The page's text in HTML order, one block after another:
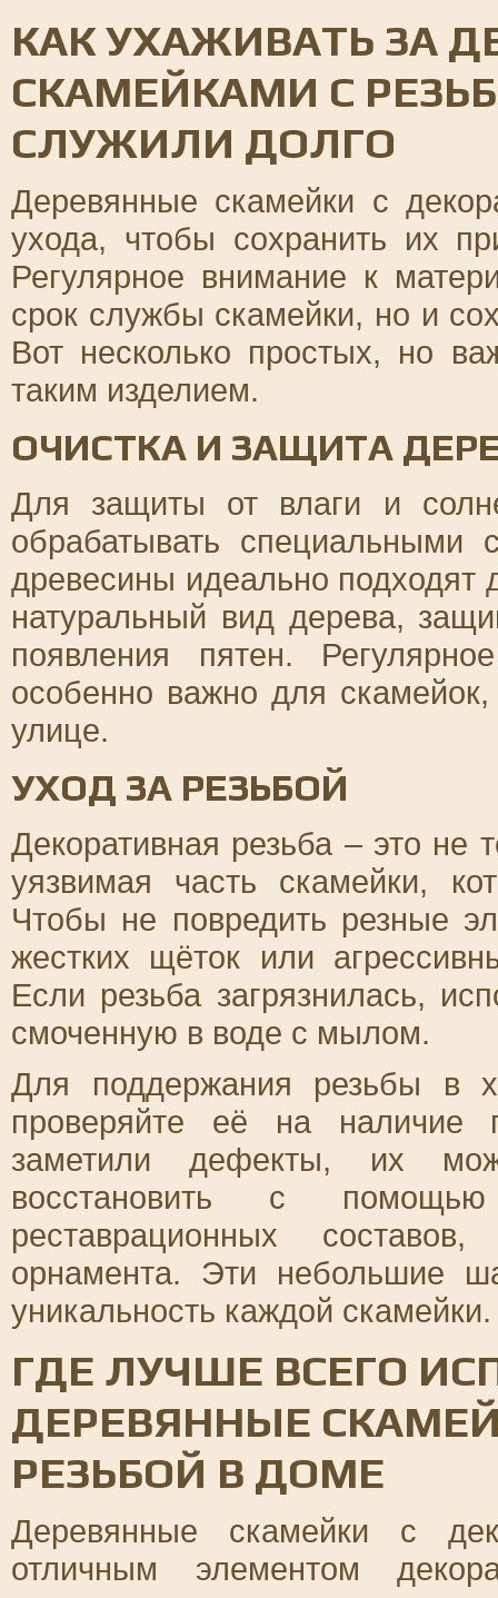
КАК УХАЖИВАТЬ ЗА
СКАМЕЙКАМИ С
СЛУЖИЛИ ДОЛГО
Деревянные скамейки с
ухода, чтобы сохранить их
Регулярное внимание к
срок службы скамейки, но и
Вот несколько простых, но
таким изделием.
ОЧИСТКА И ЗАЩИТА
Для защиты от влаги и
обрабатывать
древесины идеально подходят
натуральный вид дерева,
появления пятен.
особенно важно для
улице.
УХОД ЗА РЕЗЬБОЙ
Декоративная резьба – это не
уязвимая часть скамейки,
Чтобы не повредить резные
жестких щёток или
Если резьба загрязнилась,
смоченную в воде с мылом.
Для поддержания резьбы в
проверяйте её на наличие
заметили дефекты, их
восстановить с
реставрационных
орнамента. Эти небольшие
уникальность каждой скамейки.
ГДЕ ЛУЧШЕ ВСЕГО
ДЕРЕВЯННЫЕ
РЕЗЬБОЙ В ДОМЕ
Деревянные скамейки с
отличным элементом